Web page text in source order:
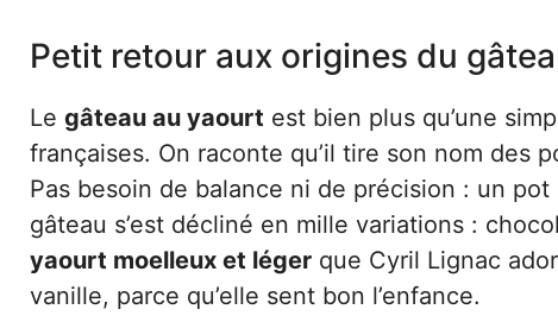
Petit retour aux origines du
Le gâteau au yaourt est bien plus qu’une
françaises. On raconte qu’il tire son nom des
Pas besoin de balance ni de précision : un
gâteau s’est décliné en mille variations :
yaourt moelleux et léger que Cyril Lignac
vanille, parce qu’elle sent bon l’enfance.